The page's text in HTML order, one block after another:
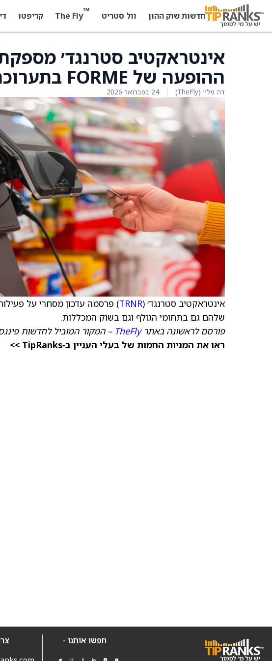
חדשות שוק ההון וול סטריט ™
The Fly קריפטו
אינטראקטיב סטרנגד׳
ההופעה של FORME בתערוכת PGA
דה פליי (TheFly) 24 בפברואר 2026
אינטראקטיב סטרנגד׳ (TRNR
שלהם גם בתחומי הגולף וגם בשוק המכללות.
פורסם לראשונה באתרTheFly – המקור המוביל לחדשות
ראו את המניות החמות של בעלי העניין ב‑TipRanks >>
חפשו אותנו -